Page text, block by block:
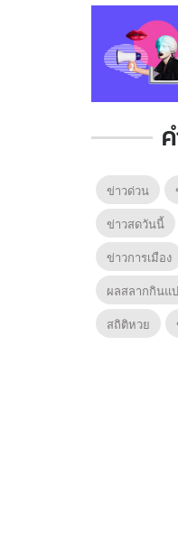
ข่าวด่วน
ข่าวสดวันนี้
ข่าวการเมือง
ผลสลากกินแ
สถิติหวย